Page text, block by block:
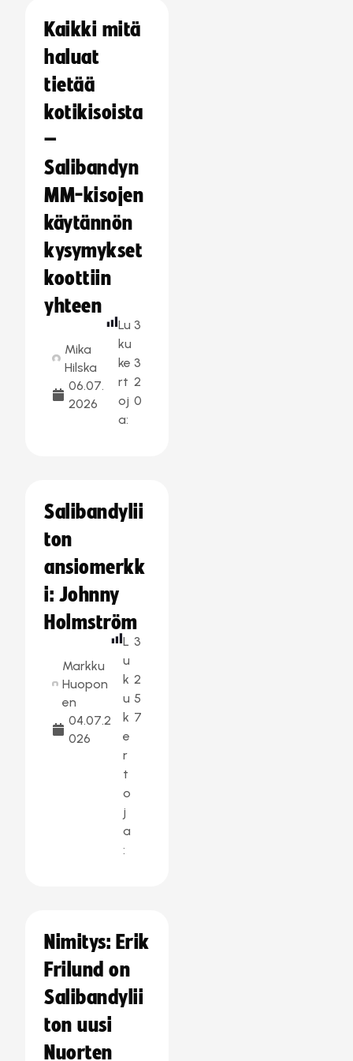
Kaikki mitä
haluat
tietää
kotikisoista
–
Salibandyn
MM-kisojen
käytännön
kysymykset
koottiin
yhteen
Mika
Hilska
06.07.
2026
Lu
ku
ke
rt
oj
a:
3
3
2
0
Salibandylii
ton
ansiomerkk
i: Johnny
Holmström
Markku
Huopon
en
04.07.2
026
L
u
k
u
k
e
r
t
o
j
a
:
3
2
5
7
Nimitys: Erik
Frilund on
Salibandylii
ton uusi
Nuorten